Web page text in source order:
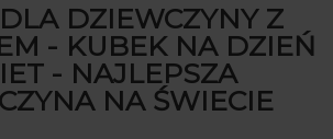
DZIEWCZYNY Z
- KUBEK NA DZIEŃ
- NAJLEPSZA
NA ŚWIECIE